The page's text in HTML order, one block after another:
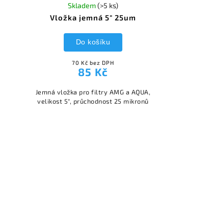
Vložka jemná 5" 25um
Skladem(>5 ks)
70 Kč bez DPH
85 Kč
Do košíku
Jemná vložka pro filtry AMG a AQUA,
velikost 5", průchodnost 25 mikronů